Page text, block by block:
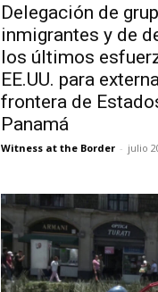
Delegación de
inmigrantes y de
los últimos
EE.UU. para
frontera de
Panamá
Witness at the Border - julio